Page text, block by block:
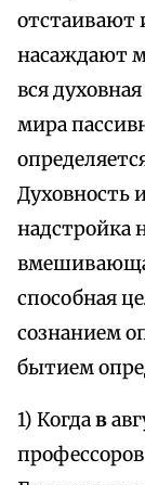
отстаивают
насаждают
вся
мира
Духовность
надстройка
способная
сознанием
бытием
1) Когдав